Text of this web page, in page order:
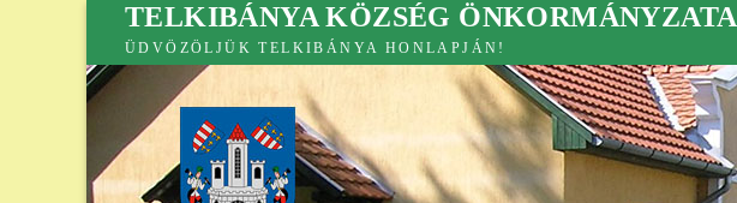
Ugrás
tartalomra
TELKIBÁNYA KÖZSÉG ÖNKORMÁNYZATA
ÜDVÖZÖLJÜK TELKIBÁNYA HONLAPJÁN!